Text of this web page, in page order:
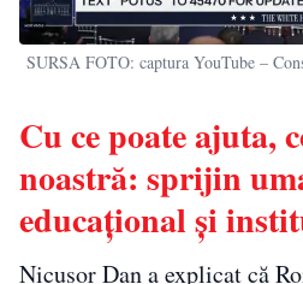
SURSA FOTO: captura YouTube –
Cu ce poate ajuta,
noastră: sprijin
educațional și
Nicușor Dan a explicat că